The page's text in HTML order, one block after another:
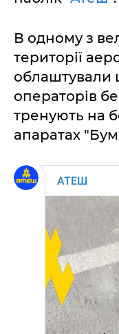
В одному з
території
облаштували
операторів
тренують на
апаратах